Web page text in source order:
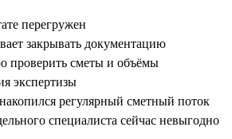
перегружен
закрывать документацию
проверить сметы и объёмы
экспертизы
регулярный сметный поток
специалиста сейчас невыгодно